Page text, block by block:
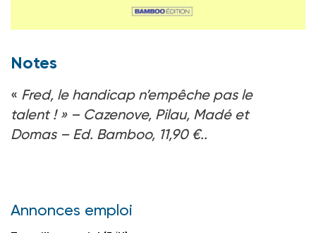
Notes
« Fred, le handicap n’empêche pas le
talent ! » – Cazenove, Pilau, Madé et
Domas – Ed. Bamboo, 11,90 €..
Annonces emploi